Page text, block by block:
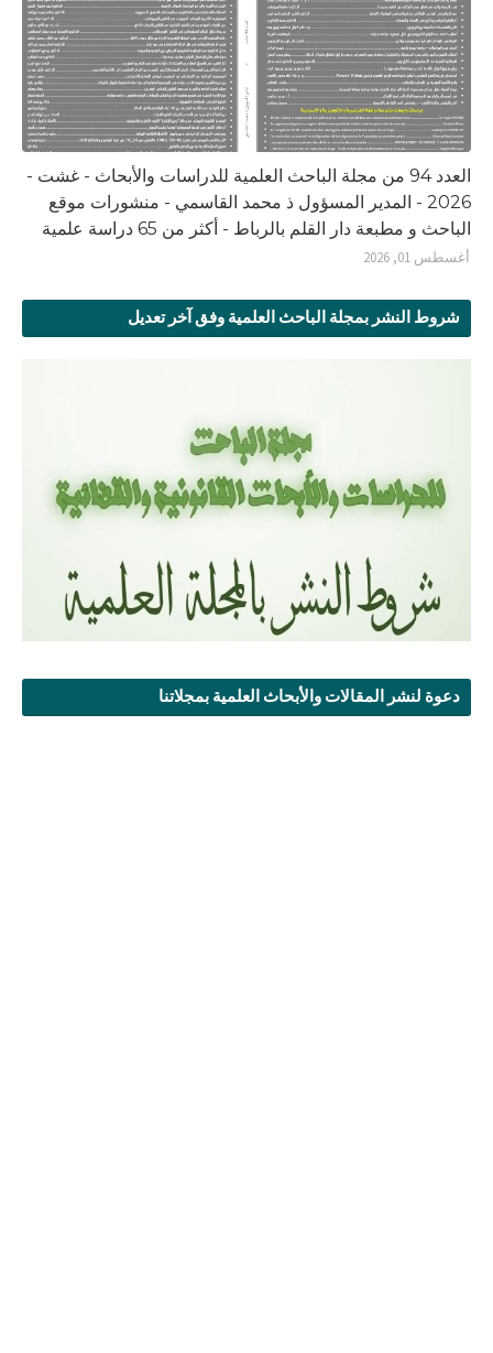
العدد 94 من مجلة الباحث العلمية للدراسات والأبحاث - غشت -
2026 - المدير المسؤول ذ محمد القاسمي - منشورات موقع
الباحث و مطبعة دار القلم بالرباط - أكثر من 65 دراسة علمية
أغسطس 01, 2026
شروط النشر بمجلة الباحث العلمية وفق آخر تعديل
دعوة لنشر المقالات والأبحاث العلمية بمجلاتنا